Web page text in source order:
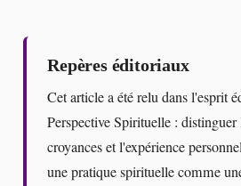
Repères éditoriaux
Cet article a été relu dans l'esprit
Perspective Spirituelle :
croyances et l'expérience
une pratique spirituelle comme